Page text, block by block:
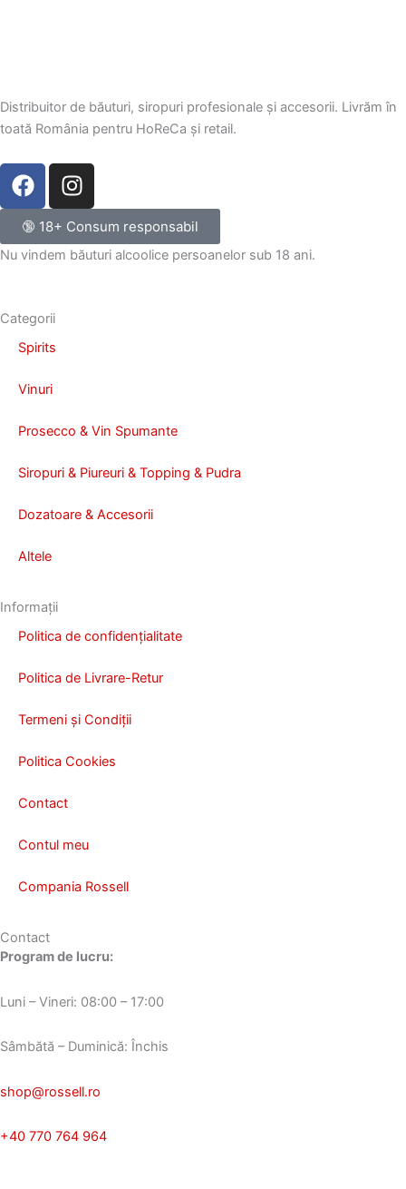
Distribuitor de băuturi, siropuri profesionale și accesorii. Livrăm în
toată România pentru HoReCa și retail.
F
a
c
e
b
o
k
I
n
s
t
a
🔞 18+ Consum responsabil
Nu vindem băuturi alcoolice persoanelor sub 18 ani.
Categorii
Spirits
Vinuri
Prosecco & Vin Spumante
Siropuri & Piureuri & Topping & Pudra
Dozatoare & Accesorii
Altele
Informații
Politica de confidențialitate
Politica de Livrare-Retur
Termeni și Condiții
Politica Cookies
Contact
Contul meu
Compania Rossell
Contact
Program de lucru:
Luni – Vineri: 08:00 – 17:00
Sâmbătă – Duminică: Închis
shop@rossell.ro
+40 770 764 964